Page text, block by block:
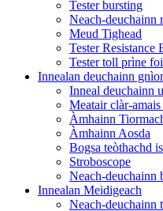
Tester bursting
Neach-deuchainn
Meud Tighead
Tester Resistance
Tester toll prìne
Innealan deuchainn
Inneal deuchainn
Meatair clàr-amais
Àmhainn
Àmhainn Aosda
Bogsa teòthachd
Stroboscope
Neach-deuchainn
Innealan Meidigeach
Neach-deuchainn